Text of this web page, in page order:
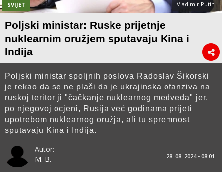
SVIJET Vladimir Putin
Poljski ministar: Ruske prijetnje
nuklearnim oružjem sputavaju Kina i
Indija
Poljski ministar spoljnih poslova Radoslav Šikorski
je rekao da se ne plaši da je ukrajinska ofanziva na
ruskoj teritoriji "čačkanje nuklearnog medveda" jer,
po njegovoj ocjeni, Rusija već godinama prijeti
upotrebom nuklearnog oružja, ali tu spremnost
sputavaju Kina i Indija.
Autor:
M. B.
28. 08. 2024 - 08:01